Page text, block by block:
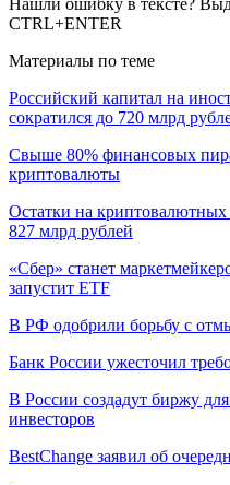
CTRL+ENTER
Материалы по теме
Российский капитал на
сократился до 720 млрд
Свыше 80% финансовых
криптовалюты
Остатки на
827 млрд рублей
«Сбер» станет
запустит ETF
В РФ одобрили борьбу с
Банк России ужесточил
В России создадут биржу
инвесторов
BestChange заявил об